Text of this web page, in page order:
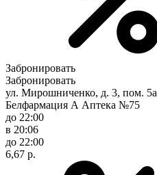
Забронировать
Забронировать
ул. Мирошниченко, д. 3, пом. 5а
Белфармация А Аптека №75
до 22:00
в 20:06
до 22:00
6,67 р.